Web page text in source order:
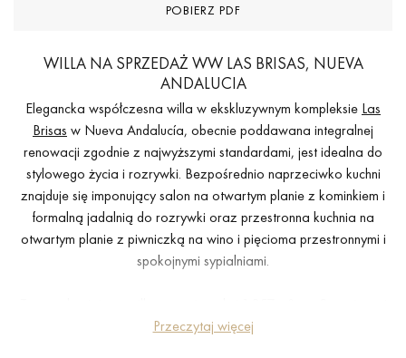
POBIERZ PDF
WILLA NA SPRZEDAŻ WW LAS BRISAS, NUEVA
ANDALUCIA
Elegancka współczesna willa w ekskluzywnym kompleksie Las
Brisas w Nueva Andalucía, obecnie poddawana integralnej
renowacji zgodnie z najwyższymi standardami, jest idealna do
stylowego życia i rozrywki. Bezpośrednio naprzeciwko kuchni
znajduje się imponujący salon na otwartym planie z kominkiem i
formalną jadalnią do rozrywki oraz przestronna kuchnia na
otwartym planie z piwniczką na wino i pięcioma przestronnymi i
spokojnymi sypialniami.
kilka tarasów do wyboru i znajduje się na rozległej działce o
Przeczytaj więcej